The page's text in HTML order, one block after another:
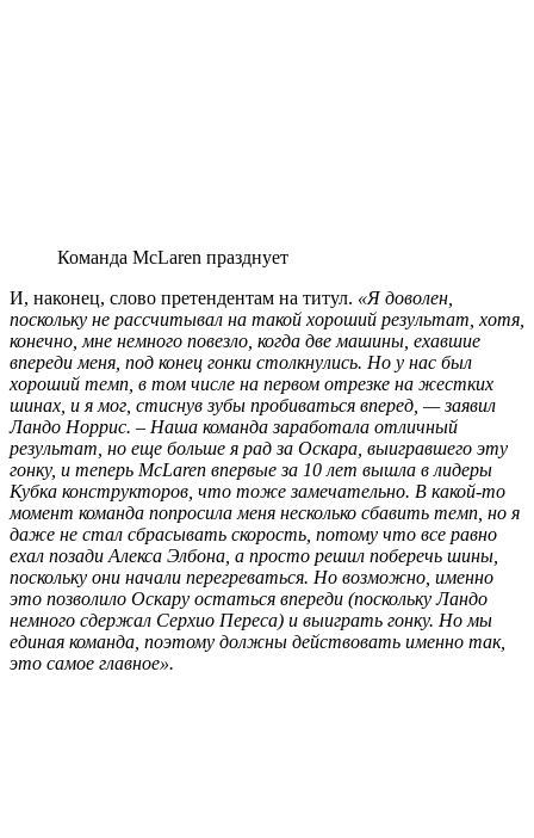
Команда McLaren празднует
И, наконец, слово претендентам на титул. «Я доволен,
поскольку не рассчитывал на такой хороший результат, хотя,
конечно, мне немного повезло, когда две машины, ехавшие
впереди меня, под конец гонки столкнулись. Но у нас был
хороший темп, в том числе на первом отрезке на жестких
шинах, и я мог, стиснув зубы пробиваться вперед, — заявил
Ландо Норрис. – Наша команда заработала отличный
результат, но еще больше я рад за Оскара, выигравшего эту
гонку, и теперь McLaren впервые за 10 лет вышла в лидеры
Кубка конструкторов, что тоже замечательно. В какой-то
момент команда попросила меня несколько сбавить темп, но я
даже не стал сбрасывать скорость, потому что все равно
ехал позади Алекса Элбона, а просто решил поберечь шины,
поскольку они начали перегреваться. Но возможно, именно
это позволило Оскару остаться впереди (поскольку Ландо
немного сдержал Серхио Переса) и выиграть гонку. Но мы
единая команда, поэтому должны действовать именно так,
это самое главное».